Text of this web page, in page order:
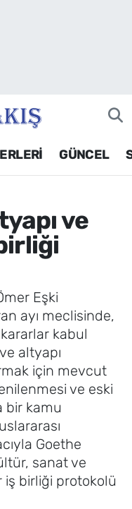
GÜNCEL
ve
Eşki
ayı meclisinde,
kabul
altyapı
için mevcut
ve eski
bir kamu
Goethe
sanat ve
iş birliği protokolü